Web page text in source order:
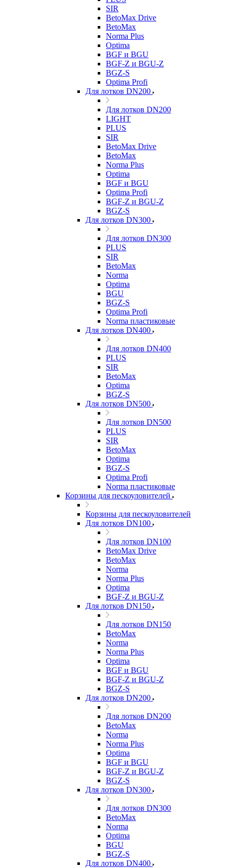
SIR
BetoMax Drive
BetoMax
Norma Plus
Optima
BGF и BGU
BGF-Z и BGU-Z
BGZ-S
Optima Profi
Для лотков DN200
Для лотков DN200
LIGHT
PLUS
SIR
BetoMax Drive
BetoMax
Norma Plus
Optima
BGF и BGU
Optima Profi
BGF-Z и BGU-Z
BGZ-S
Для лотков DN300
Для лотков DN300
PLUS
SIR
BetoMax
Norma
Optima
BGU
BGZ-S
Optima Profi
Norma пластиковые
Для лотков DN400
Для лотков DN400
PLUS
SIR
BetoMax
Optima
BGZ-S
Для лотков DN500
Для лотков DN500
PLUS
SIR
BetoMax
Optima
BGZ-S
Optima Profi
Norma пластиковые
Корзины для пескоуловителей
Корзины для пескоуловителей
Для лотков DN100
Для лотков DN100
BetoMax Drive
BetoMax
Norma
Norma Plus
Optima
BGF-Z и BGU-Z
Для лотков DN150
Для лотков DN150
BetoMax
Norma
Norma Plus
Optima
BGF и BGU
BGF-Z и BGU-Z
BGZ-S
Для лотков DN200
Для лотков DN200
BetoMax
Norma
Norma Plus
Optima
BGF и BGU
BGF-Z и BGU-Z
BGZ-S
Для лотков DN300
Для лотков DN300
BetoMax
Norma
Optima
BGU
BGZ-S
Для лотков DN400